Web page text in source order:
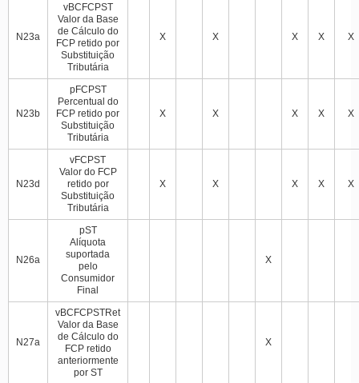
N23a
vBCFCPST
Valor da Base
de Cálculo do
FCP retido por
Substituição
Tributária
X X X X X
N23b
pFCPST
Percentual do
FCP retido por
Substituição
Tributária
X X X X X
N23d
vFCPST
Valor do FCP
retido por
Substituição
Tributária
X X X X X
N26a
pST
Alíquota
suportada
pelo
Consumidor
Final
X
N27a
vBCFCPSTRet
Valor da Base
de Cálculo do
FCP retido
anteriormente
por ST
X